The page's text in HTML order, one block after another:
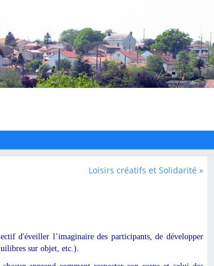
Loisirs créatifs et Solidarité »
d'éveiller l’imaginaire des participants, de développer
sur objet, etc.).